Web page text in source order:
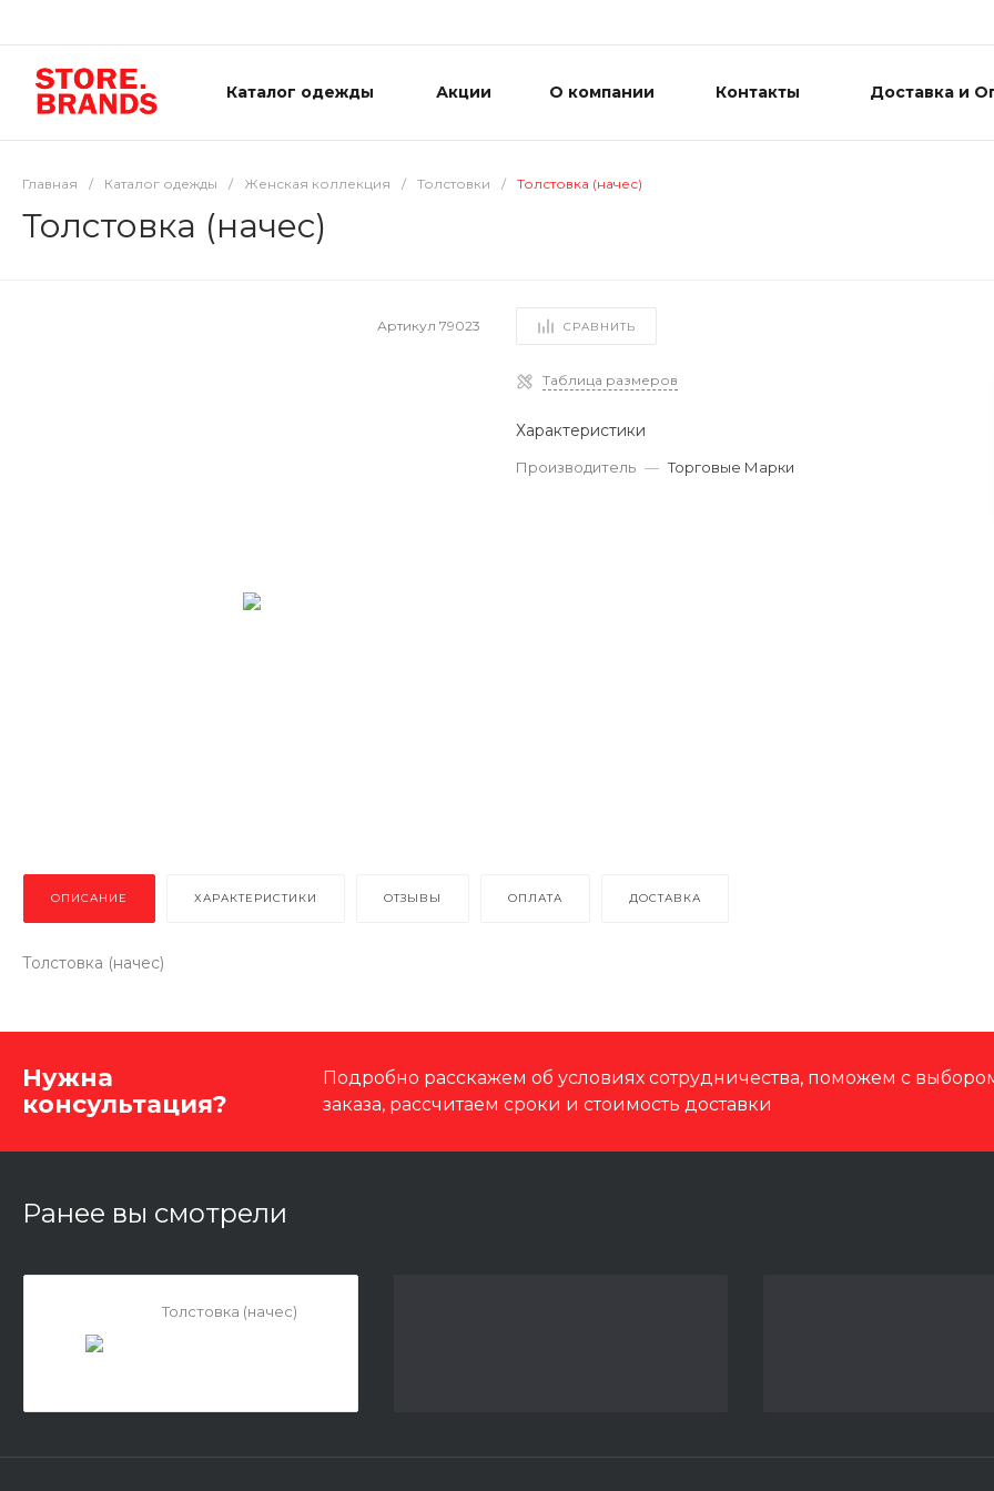
Каталог одежды Акции О компании Контакты Доставка и
Главная / Каталог одежды / Женская коллекция / Толстовки / Толстовка (начес)
Толстовка (начес)
Артикул79023 СРАВНИТЬ
Таблица размеров
Характеристики
Производитель — Торговые Марки
ОПИСАНИЕ ХАРАКТЕРИСТИКИ ОТЗЫВЫ ОПЛАТА ДОСТАВКА
Толстовка (начес)
Нужна
консультация?
Подробно расскажем об условиях сотрудничества, поможем с
заказа, рассчитаем сроки и стоимость доставки
Ранее вы смотрели
Толстовка (начес)